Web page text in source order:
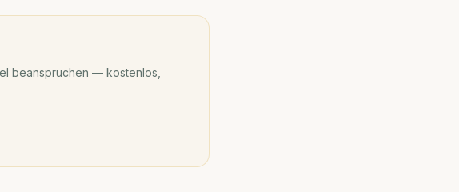
beanspruchen — kostenlos,